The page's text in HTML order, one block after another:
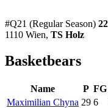
#Q21 (Regular Season)
1110 Wien, TS Holz
Basketbears
Name P FG
Maximilian Chyna 29 6